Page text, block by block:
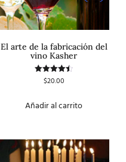
El arte de la fabricación del
vino Kasher
Valorado
$20.00
Añadir al carrito